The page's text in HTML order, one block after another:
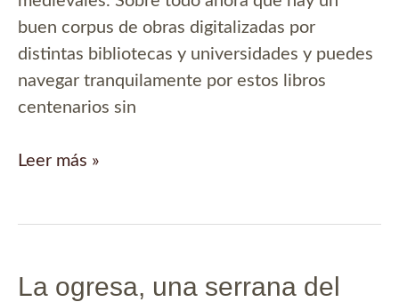
buen corpus de obras digitalizadas por
distintas bibliotecas y universidades y puedes
navegar tranquilamente por estos libros
centenarios sin
Parecidos
Leer más »
La ogresa, una serrana del